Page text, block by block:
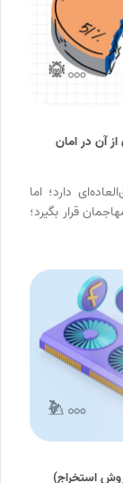
آن در امان
دارد؛ اما
قرار بگیرد؛
استخراج)